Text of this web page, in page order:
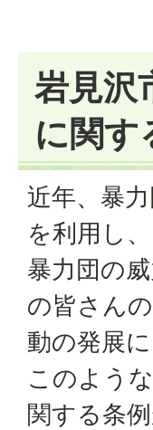
岩見沢
に関す
近年、暴
を利用し
暴力団の
の皆さん
動の発展
このよう
関する条